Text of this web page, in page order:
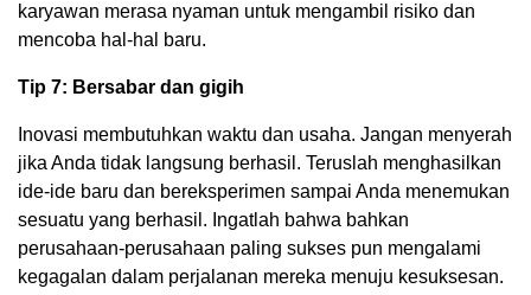
karyawan merasa nyaman untuk mengambil risiko dan
mencoba hal-hal baru.
Tip 7: Bersabar dan gigih
Inovasi membutuhkan waktu dan usaha. Jangan menyerah
jika Anda tidak langsung berhasil. Teruslah menghasilkan
ide-ide baru dan bereksperimen sampai Anda menemukan
sesuatu yang berhasil. Ingatlah bahwa bahkan
perusahaan-perusahaan paling sukses pun mengalami
kegagalan dalam perjalanan mereka menuju kesuksesan.